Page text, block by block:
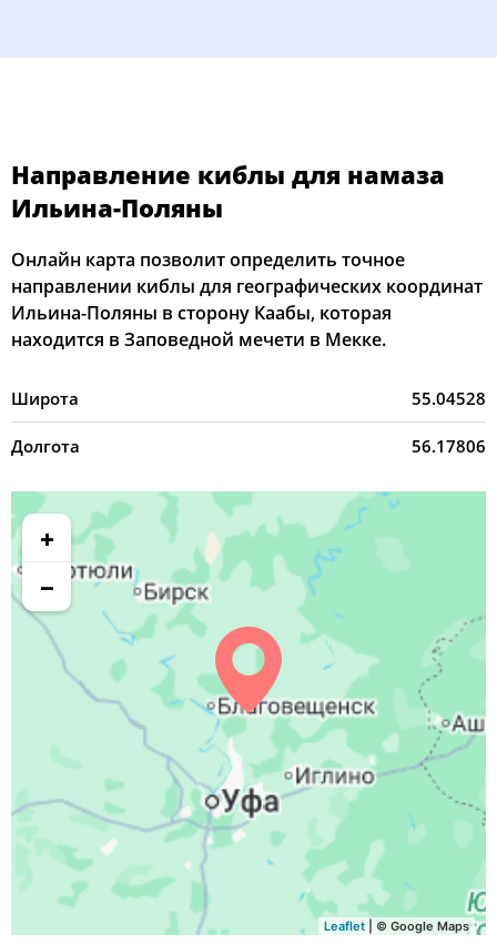
Направление киблы для намаза
Ильина-Поляны
Онлайн карта позволит определить точное
направлении киблы для географических координат
Ильина-Поляны в сторону Каабы, которая
находится в Заповедной мечети в Мекке.
Широта 55.04528
Долгота 56.17806
+
−
Leaflet | © Google Maps